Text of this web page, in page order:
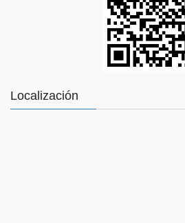
Localización